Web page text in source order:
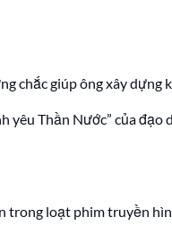
chắc giúp ông xây dựng
Thần Nước” của đạo
trong loạt phim truyền